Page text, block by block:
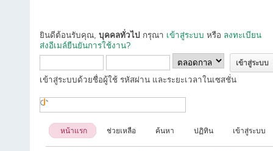
ยินดีต้อนรับคุณ, บุคคลทั่วไป กรุณา เข้าสู่ระบบ หรือ ลงทะเบียน
ส่งอีเมล์ยืนยันการใช้งาน?
เข้าสู่ระบบด้วยชื่อผู้ใช้ รหัสผ่าน และระยะเวลาในเซสชั่น
หน้าแรก ช่วยเหลือ ค้นหา ปฏิทิน เข้าสู่ระบบ